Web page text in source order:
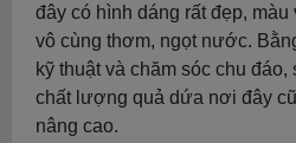
đây có hình dáng rất đẹp,
vô cùng thơm, ngọt nước.
kỹ thuật và chăm sóc chu
chất lượng quả dứa nơi đây
nâng cao.